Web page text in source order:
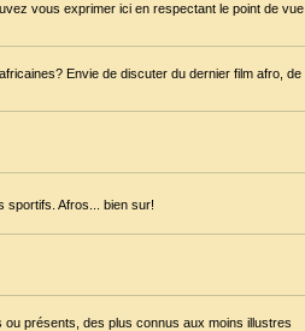
vous exprimer ici en respectant le point de vue
Envie de discuter du dernier film afro, de
sportifs. Afros... bien sur!
présents, des plus connus aux moins illustres